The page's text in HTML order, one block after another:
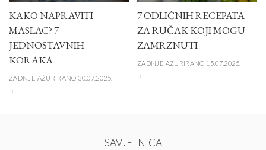
KAKO NAPRAVITI
MASLAC? 7
JEDNOSTAVNIH
KORAKA
ZADNJE AŽURIRANO 30.07.2025.
7 ODLIČNIH RECEPATA
ZA RUČAK KOJI MOGU
ZAMRZNUTI
ZADNJE AŽURIRANO 15.07.2025.
SAVJETNICA